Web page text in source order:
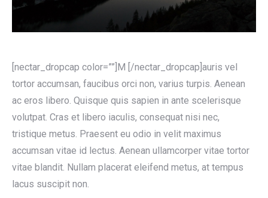
[nectar_dropcap color=””]M [/nectar_dropcap]auris vel
tortor accumsan, faucibus orci non, varius turpis. Aenean
ac eros libero. Quisque quis sapien in ante scelerisque
volutpat. Cras et libero iaculis, consequat nisi nec,
tristique metus. Praesent eu odio in velit maximus
accumsan vitae id lectus. Aenean ullamcorper vitae tortor
vitae blandit. Nullam placerat eleifend metus, at tempus
lacus suscipit non.